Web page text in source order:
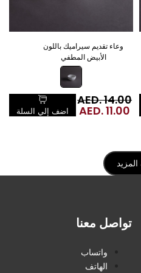
وعاء تقديم سيراميك باللون
الأبيض المطفي
السعر
العادي
AED. 14.00
سعر
AED. 11.00 اضف إلي السلة
تواصل معنا
واتساب
الهاتف